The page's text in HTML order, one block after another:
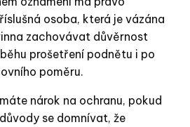
osoba, která je vázána
zachovávat důvěrnost
prošetření podnětu i po
poměru.
nárok na ochranu, pokud
se domnívat, že